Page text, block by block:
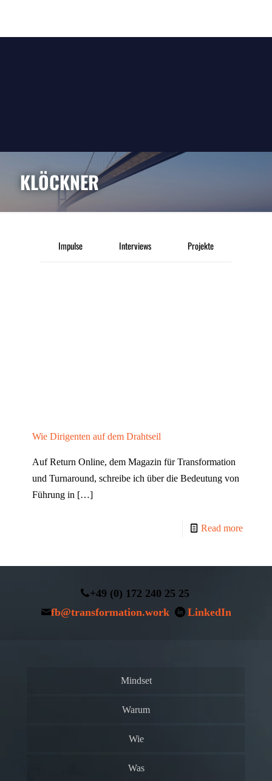
KLÖCKNER
Impulse Interviews Projekte
Wie Dirigenten auf dem Drahtseil
Auf Return Online, dem Magazin für Transformation
und Turnaround, schreibe ich über die Bedeutung von
Führung in […]
Read more
+49 (0) 172 240 25 25
fb@transformation.work
LinkedIn
Mindset
Warum
Wie
Was